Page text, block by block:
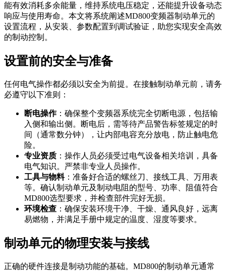
能有效消耗多余能量，维持系统电压稳定，还能提升设备动态
响应与使用寿命。本文将系统阐述MD800变频器制动单元的
设置流程，从安装、参数配置到调试验证，助您实现安全高效
的制动控制。
设置前的安全与准备
任何电气操作都必须以安全为前提。在接触制动单元前，请务
必遵守以下准则：
断电操作：确保整个变频器系统完全切断电源，包括输
入侧和输出侧。断电后，需等待产品警告标签规定的时
间（通常数分钟），让内部电容充分放电，防止触电危
险。
专业资质 ：操作人员必须受过电气设备相关培训，具备
电气知识。严禁非专业人员操作。
工具与物料：准备好合适的螺丝刀、接线工具、万用表
等。确认制动单元及制动电阻的型号、功率、阻值符合
MD800选型要求，并检查部件完好无损。
环境检查 ：确保安装环境干净、干燥、通风良好，远离
易燃物，并满足手册中规定的温度、湿度等要求。
制动单元的物理安装与接线
正确的硬件连接是制动功能的基础。MD800的制动单元通常